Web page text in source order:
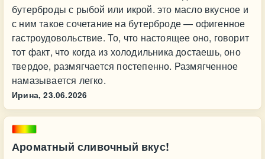
бутерброды с рыбой или икрой. это масло вкусное и
с ним такое сочетание на бутерброде — офигенное
гастроудовольствие. То, что настоящее оно, говорит
тот факт, что когда из холодильника достаешь, оно
твердое, размягчается постепенно. Размягченное
намазывается легко.
Ирина, 23.06.2026
Ароматный сливочный вкус!